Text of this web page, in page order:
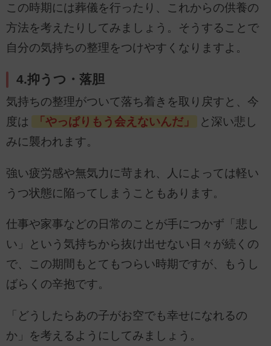
この時期には葬儀を行ったり、これからの供養の
方法を考えたりしてみましょう。そうすることで
自分の気持ちの整理をつけやすくなりますよ。
4.抑うつ・落胆
気持ちの整理がついて落ち着きを取り戻すと、今
度は
「やっぱりもう会えないんだ」
と深い悲し
みに襲われます。
強い疲労感や無気力に苛まれ、人によっては軽い
うつ状態に陥ってしまうこともあります。
仕事や家事などの日常のことが手につかず「悲し
い」という気持ちから抜け出せない日々が続くの
で、この期間もとてもつらい時期ですが、もうし
ばらくの辛抱です。
「どうしたらあの子がお空でも幸せになれるの
か」を考えるようにしてみましょう。